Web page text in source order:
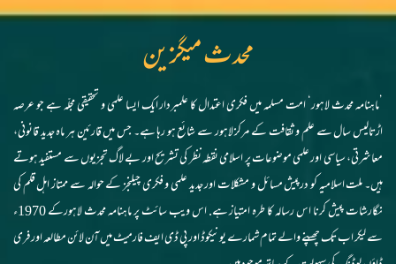
محدث میگزین
’ماہنامہ محدث لاہور‘ امت مسلمہ میں فکری اعتدال کا علمبردار ایک ایسا علمی و تحقیقی مجلّہ ہے جو عرصہ
اڑتالیس سال سے علم و ثقافت کے مرکز لاہور سے شائع ہو رہا ہے۔ جس میں قارئین ہر ماہ جدید قانونی،
معاشرتی، سیاسی اور علمی موضوعات پر اسلامی نقطہ نظر کی تشریح اور بے لاگ تجزیوں سے مستفید ہوتے
ہیں۔ ملت اسلامیہ کو درپیش مسائل و مشکلات اور جدید علمی و فکری چیلنجز کے حوالہ سے ممتاز اہل قلم کی
نگارشات پیش کرنا اس رسالہ کا طرہ امتیاز ہے. اس ویب سائٹ پر ماہنامہ محدث لاہورکے 1970ء
سے لیکر اب تک چھپنے والے تمام شمارے یونیکوڈ اور پی ڈی ایف فارمیٹ میں آن لائن مطالعہ اور فری